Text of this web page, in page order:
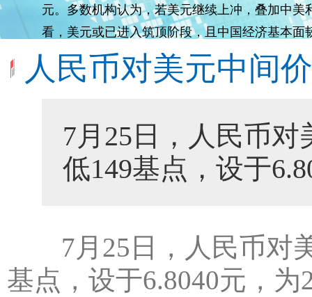
元。多数机构认为，若美元继续上冲，叠加中
看，美元或已进入筑顶阶段，且中国经济基本
幅贬值的基础，有贬有升、双向浮动格局将延续
人民币对美元中间
7月25日，人民币
低149基点，设于
7月25日，人民币对美
基点，设于6.8040元，